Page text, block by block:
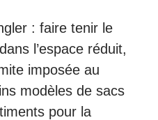
: faire tenir le
l’espace réduit,
imposée au
modèles de sacs
pour la